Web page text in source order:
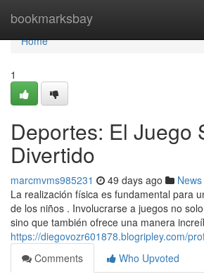
bookmarksbay
Home
Home
1
Deportes: El Juego
Divertido
marcmvms985231 49 days ago News
La realización física es fundamental para
de los niños . Involucrarse a juegos no
sino que también ofrece una manera
https://diegovozr601878.blogripley.com/
Comments
Who Upvoted